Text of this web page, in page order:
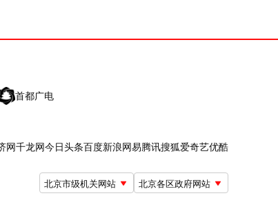
首都广电
网千龙网今日头条百度新浪网易腾讯搜狐爱奇艺优酷
北京市级机关网站 北京各区政府网站